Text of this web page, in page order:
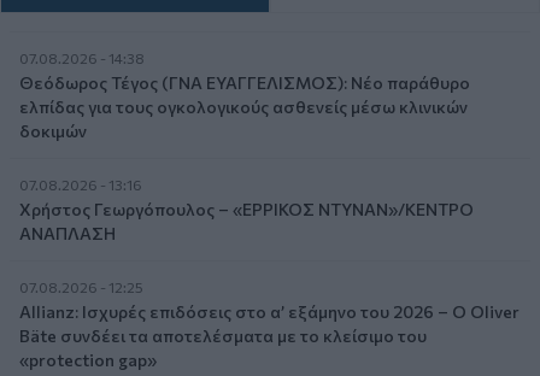
07.08.2026 - 14:38
Θεόδωρος Τέγος (ΓΝΑ ΕΥΑΓΓΕΛΙΣΜΟΣ): Νέο παράθυρο
ελπίδας για τους ογκολογικούς ασθενείς μέσω κλινικών
δοκιμών
07.08.2026 - 13:16
Χρήστος Γεωργόπουλος – «ΕΡΡΙΚΟΣ ΝΤΥΝΑΝ»/ΚΕΝΤΡΟ
ΑΝΑΠΛΑΣΗ
07.08.2026 - 12:25
Allianz: Ισχυρές επιδόσεις στο α’ εξάμηνο του 2026 – Ο Oliver
Bäte συνδέει τα αποτελέσματα με το κλείσιμο του
«protection gap»